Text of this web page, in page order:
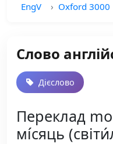
EngV Oxford 3000
Слово
Дієслово
Переклад
мі́сяць